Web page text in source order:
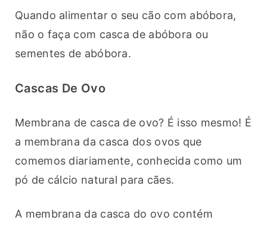
Quando alimentar o seu cão com abóbora,
não o faça com casca de abóbora ou
sementes de abóbora.
Cascas De Ovo
Membrana de casca de ovo? É isso mesmo! É
a membrana da casca dos ovos que
comemos diariamente, conhecida como um
pó de cálcio natural para cães.
A membrana da casca do ovo contém